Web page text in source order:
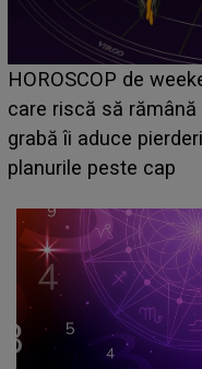
Emanuel a ținut
acum! În fața
face o
sa: "I-am spus și ei în